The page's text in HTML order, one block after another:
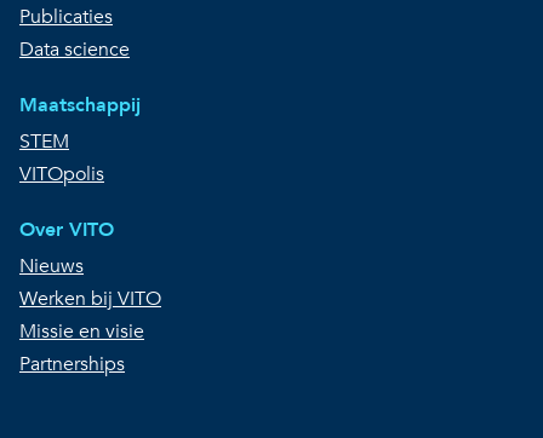
Publicaties
Data science
Maatschappij
STEM
VITOpolis
Over VITO
Nieuws
Werken bij VITO
Missie en visie
Partnerships